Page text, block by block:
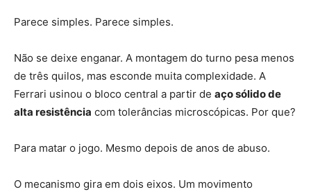
Parece simples. Parece simples.
Não se deixe enganar. A montagem do turno pesa menos
de três quilos, mas esconde muita complexidade. A
Ferrari usinou o bloco central a partir de aço sólido de
alta resistência com tolerâncias microscópicas. Por que?
Para matar o jogo. Mesmo depois de anos de abuso.
O mecanismo gira em dois eixos. Um movimento